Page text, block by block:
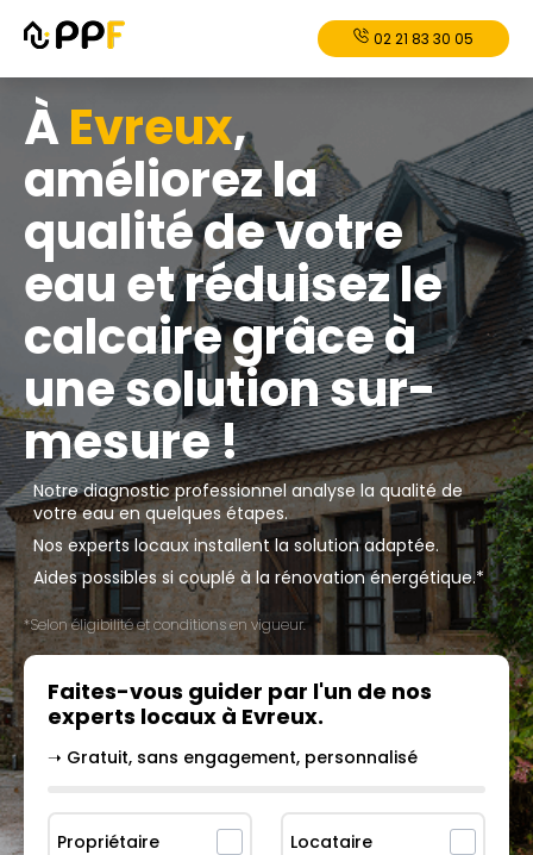
02 21 83 30 05
ÀEvreux,
améliorez la
qualité de votre
eau et réduisez le
calcaire grâce à
une solution sur-
mesure !
Notre diagnostic professionnel analyse la qualité de
votre eau en quelques étapes.
Nos experts locaux installent la solution adaptée.
Aides possibles si couplé à la rénovation énergétique.*
*Selon éligibilité et conditions en vigueur.
Faites-vous guider par l'un de nos
experts locaux à Evreux.
➝ Gratuit, sans engagement, personnalisé
Propriétaire Locataire